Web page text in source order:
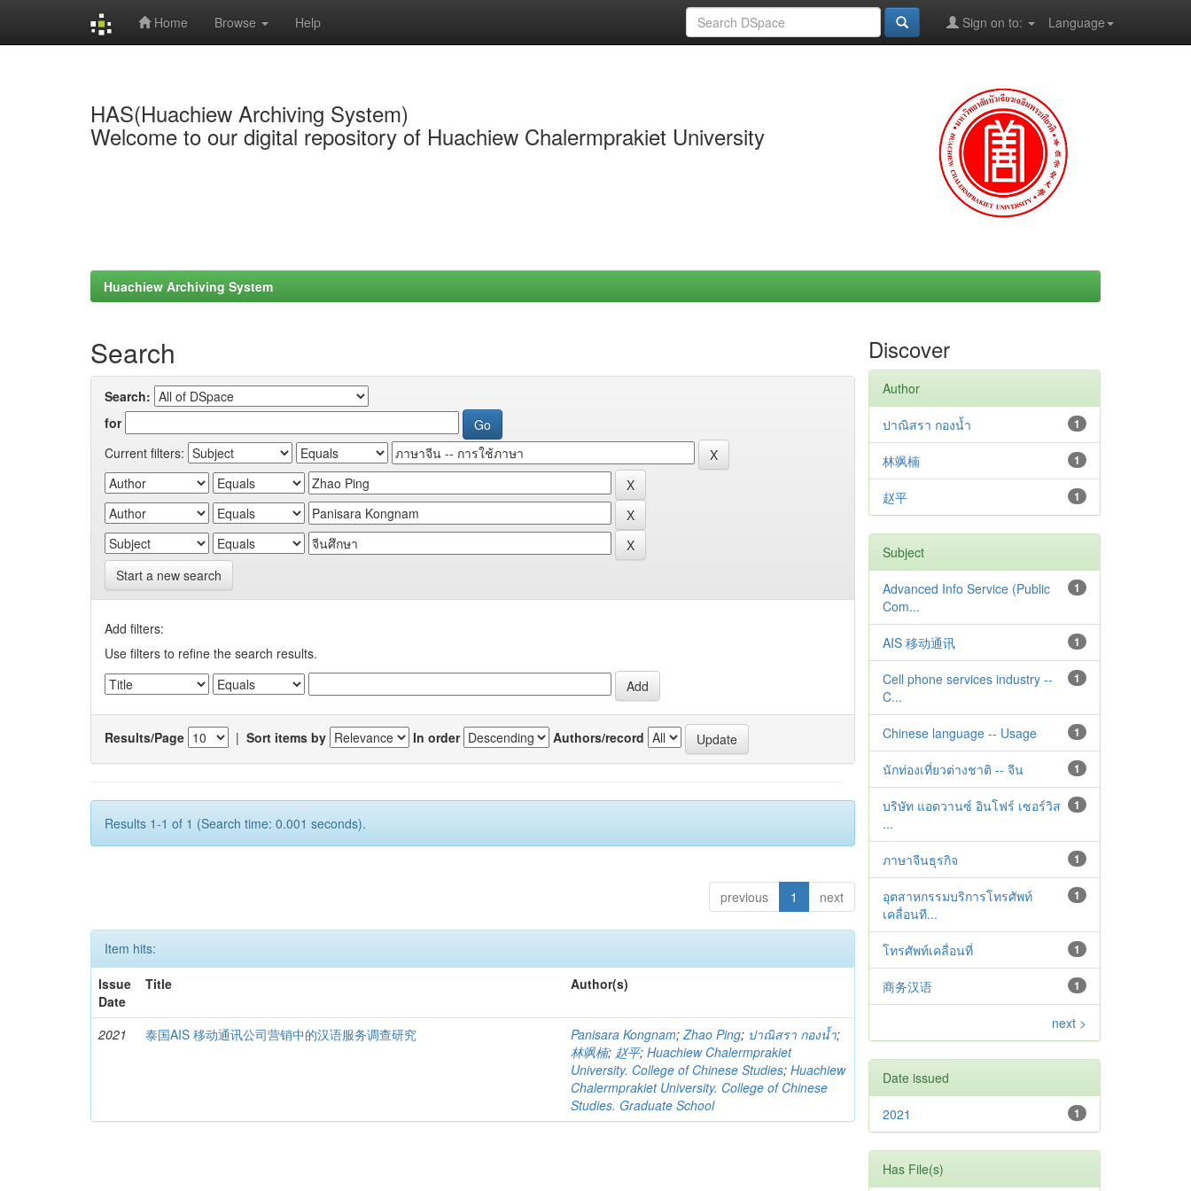
Home Browse Help Language
Sign on to:
HAS(Huachiew Archiving System)
Welcome to our digital repository of Huachiew Chalermprakiet University
Huachiew Archiving System
Search
Search:
for
Current filters:
Start a new search
Add filters:
Use filters to refine the search results.
Results/Page | Sort items by In order Authors/record
Results 1-1 of 1 (Search time: 0.001 seconds).
previous 1 next
Item hits:
Issue
Date
Title Author(s)
2021 泰国AIS 移动通讯公司营销中的汉语服务调查研究 Panisara Kongnam;Zhao Ping; ปาณิสรา กองน้ำ;
林飒楠; 赵平;Huachiew Chalermprakiet
University. College of Chinese Studies;Huachiew
Chalermprakiet University. College of Chinese
Studies. Graduate School
Discover
Author
1
ปาณิสรา กองน้ำ
1
林飒楠
1
赵平
Subject
1
Advanced Info Service (Public
Com...
1
AIS 移动通讯
1
Cell phone services industry --
C...
1
Chinese language -- Usage
1
นักท่องเที่ยวต่างชาติ -- จีน
1
บริษัท แอดวานซ์ อินโฟร์ เซอร์วิส
...
1
ภาษาจีนธุรกิจ
1
อุตสาหกรรมบริการโทรศัพท์
เคลื่อนที...
1
โทรศัพท์เคลื่อนที่
1
商务汉语
next >
Date issued
1
2021
Has File(s)